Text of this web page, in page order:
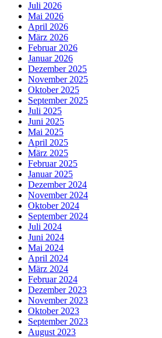
Juli 2026
Mai 2026
April 2026
März 2026
Februar 2026
Januar 2026
Dezember 2025
November 2025
Oktober 2025
September 2025
Juli 2025
Juni 2025
Mai 2025
April 2025
März 2025
Februar 2025
Januar 2025
Dezember 2024
November 2024
Oktober 2024
September 2024
Juli 2024
Juni 2024
Mai 2024
April 2024
März 2024
Februar 2024
Dezember 2023
November 2023
Oktober 2023
September 2023
August 2023